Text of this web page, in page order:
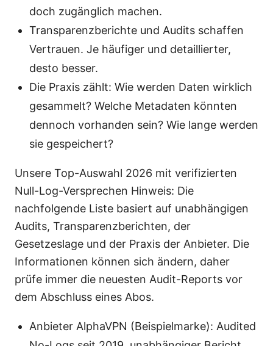
doch zugänglich machen.
Transparenzberichte und Audits schaffen
Vertrauen. Je häufiger und detaillierter,
desto besser.
Die Praxis zählt: Wie werden Daten wirklich
gesammelt? Welche Metadaten könnten
dennoch vorhanden sein? Wie lange werden
sie gespeichert?
Unsere Top-Auswahl 2026 mit verifizierten
Null-Log-Versprechen Hinweis: Die
nachfolgende Liste basiert auf unabhängigen
Audits, Transparenzberichten, der
Gesetzeslage und der Praxis der Anbieter. Die
Informationen können sich ändern, daher
prüfe immer die neuesten Audit-Reports vor
dem Abschluss eines Abos.
Anbieter AlphaVPN (Beispielmarke): Audited